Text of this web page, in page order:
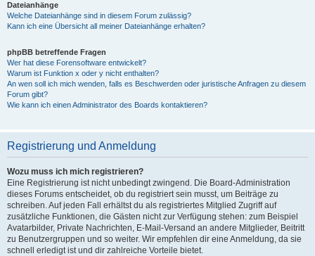
Dateianhänge
Welche Dateianhänge sind in diesem Forum zulässig?
Kann ich eine Übersicht all meiner Dateianhänge erhalten?
phpBB betreffende Fragen
Wer hat diese Forensoftware entwickelt?
Warum ist Funktion x oder y nicht enthalten?
An wen soll ich mich wenden, falls es Beschwerden oder juristische Anfragen zu diesem
Forum gibt?
Wie kann ich einen Administrator des Boards kontaktieren?
Registrierung und Anmeldung
Wozu muss ich mich registrieren?
Eine Registrierung ist nicht unbedingt zwingend. Die Board-Administration
dieses Forums entscheidet, ob du registriert sein musst, um Beiträge zu
schreiben. Auf jeden Fall erhältst du als registriertes Mitglied Zugriff auf
zusätzliche Funktionen, die Gästen nicht zur Verfügung stehen: zum Beispiel
Avatarbilder, Private Nachrichten, E-Mail-Versand an andere Mitglieder, Beitritt
zu Benutzergruppen und so weiter. Wir empfehlen dir eine Anmeldung, da sie
schnell erledigt ist und dir zahlreiche Vorteile bietet.